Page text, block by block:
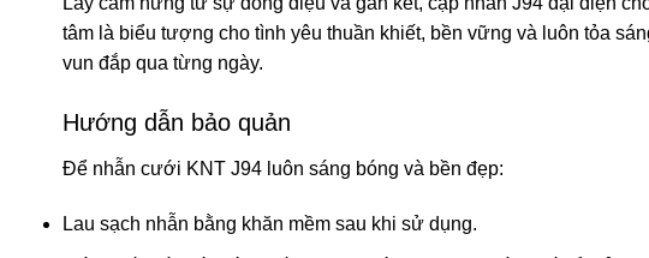
tâm là biểu tượng cho tình yêu thuần khiết, bền vững và luôn tỏa
vun đắp qua từng ngày.
Hướng dẫn bảo quản
Để nhẫn cưới KNT J94 luôn sáng bóng và bền đẹp:
Lau sạch nhẫn bằng khăn mềm sau khi sử dụng.